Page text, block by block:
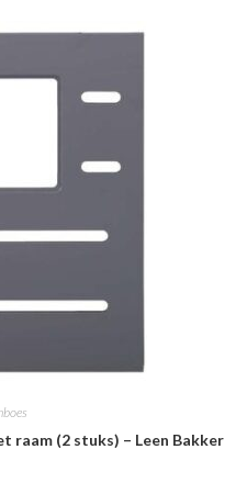
raam (2 stuks) – Leen Bakker